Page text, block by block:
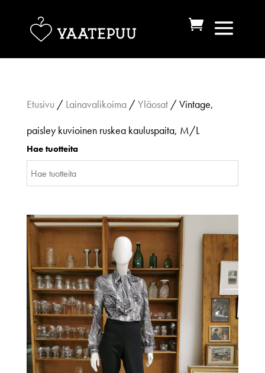
Etusivu / Lainavalikoima/Yläosat/ Vintage,
paisley kuvioinen ruskea kauluspaita, M/L
Hae tuotteita